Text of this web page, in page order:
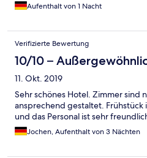
Aufenthalt von 1 Nacht
Verifizierte Bewertung
10/10 –
11. Okt. 2019
Sehr schönes Hotel. Zimmer sind
ansprechend gestaltet.
und das Personal ist sehr
Jochen, Aufenthalt von 3 Nächten